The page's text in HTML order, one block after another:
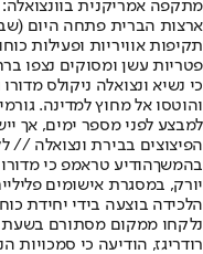
מתקפה אמריקנית בוונצואלה:
ארצות הברית פתחה היום
תקיפות אוויריות ופעילות
פטריות עשן ומסוקים נצפו
כי נשיא ונצואלה ניקולס
והוטסו אל מחוץ למדינה.
למבצע לפני מספר ימים, אך
הפיצוצים בבירת ונצואלה //
בהמשךהודיע טראמפ כי
יורק, במסגרת אישומים
נלקחו ממקום מסתורם בשעת
רודריגז, הודיעה כי סמכויות